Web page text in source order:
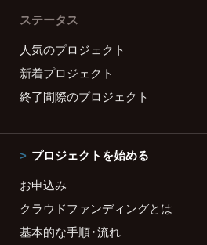
ステータス
人気のプロジェクト
新着プロジェクト
終了間際のプロジェクト
プロジェクトを始める
お申込み
クラウドファンディングとは
基本的な手順・流れ